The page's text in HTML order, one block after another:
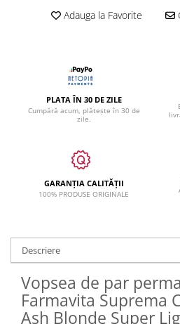
Adauga la Favorite
PLATA ÎN 30 DE ZILE
Cumpără acum, plătește în 30 de
zile.
GARANȚIA CALITĂȚII
100% PRODUSE ORIGINALE
Descriere
Vopsea de par
Farmavita Suprema
Ash Blonde Super